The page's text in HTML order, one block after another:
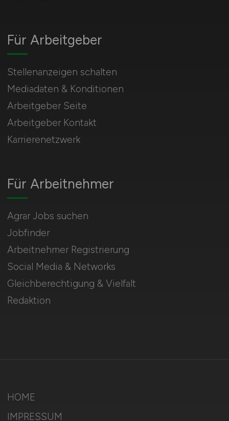
Für Arbeitnehmer
Agrar Jobs suchen
Jobfinder
Arbeitnehmer Registrierung
Social Media & Networks
Gleichberechtigung & Vielfalt
Redaktion
Für Arbeitgeber
Stellenanzeigen schalten
Mediadaten & Konditionen
Arbeitgeber Seite
Arbeitgeber Kontakt
Karrierenetzwerk
HOME
IMPRESSUM